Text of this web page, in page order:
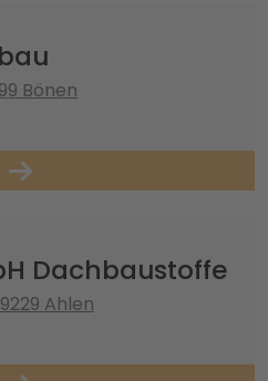
Bönen
Dachbaustoffe
Ahlen